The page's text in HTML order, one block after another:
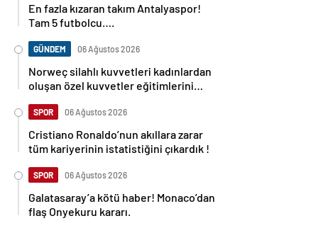
En fazla kızaran takım Antalyaspor!
Tam 5 futbolcu….
GÜNDEM 06 Ağustos 2026
Norweç silahlı kuvvetleri kadınlardan
oluşan özel kuvvetler eğitimlerini
SPOR 06 Ağustos 2026
Cristiano Ronaldo’nun akıllara zarar
tüm kariyerinin istatistiğini çıkardık !
SPOR 06 Ağustos 2026
Galatasaray’a kötü haber! Monaco’dan
flaş Onyekuru kararı.